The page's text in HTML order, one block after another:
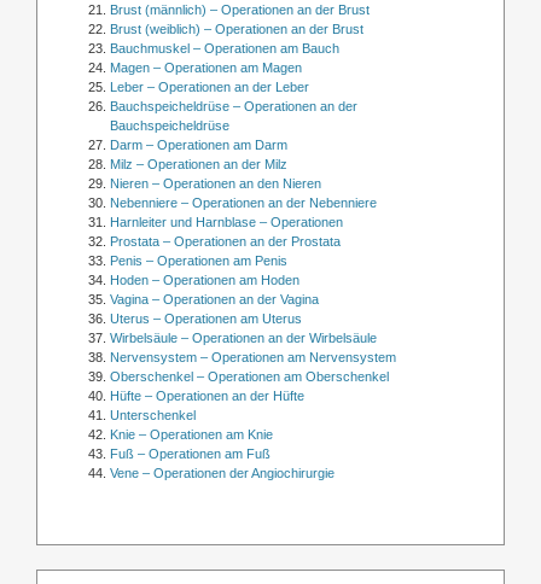
Brust (männlich) – Operationen an der Brust
Brust (weiblich) – Operationen an der Brust
Bauchmuskel – Operationen am Bauch
Magen – Operationen am Magen
Leber – Operationen an der Leber
Bauchspeicheldrüse – Operationen an der
Bauchspeicheldrüse
Darm – Operationen am Darm
Milz – Operationen an der Milz
Nieren – Operationen an den Nieren
Nebenniere – Operationen an der Nebenniere
Harnleiter und Harnblase – Operationen
Prostata – Operationen an der Prostata
Penis – Operationen am Penis
Hoden – Operationen am Hoden
Vagina – Operationen an der Vagina
Uterus – Operationen am Uterus
Wirbelsäule – Operationen an der Wirbelsäule
Nervensystem – Operationen am Nervensystem
Oberschenkel – Operationen am Oberschenkel
Hüfte – Operationen an der Hüfte
Unterschenkel
Knie – Operationen am Knie
Fuß – Operationen am Fuß
Vene – Operationen der Angiochirurgie